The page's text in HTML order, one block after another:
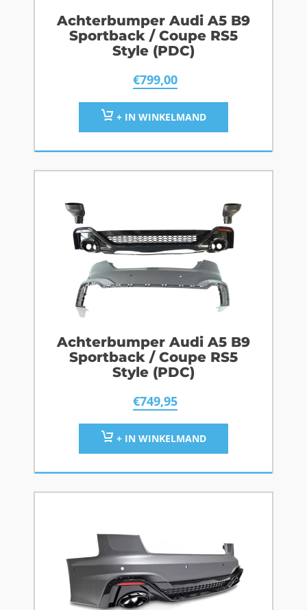
Achterbumper Audi A5 B9
Sportback / Coupe RS5
Style (PDC)
€799,00
+ IN WINKELMAND
Achterbumper Audi A5 B9
Sportback / Coupe RS5
Style (PDC)
€749,95
+ IN WINKELMAND